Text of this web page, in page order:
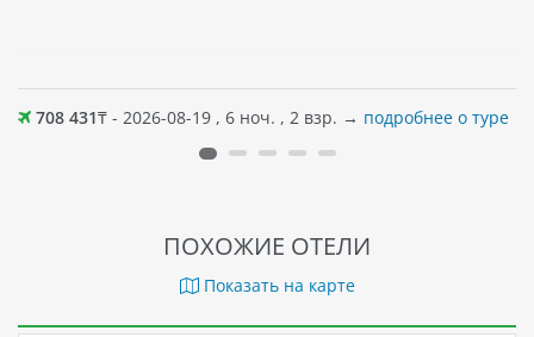
708 431₸ - 2026-08-19 , 6 ноч. , 2 взр. → подробнее о туре
ПОХОЖИЕ ОТЕЛИ
Показать на карте